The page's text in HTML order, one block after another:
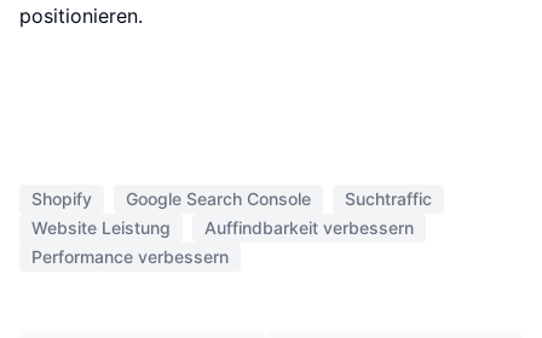
positionieren.
Shopify Google Search Console
Suchtraffic
Website Leistung
Auffindbarkeit verbessern
Performance verbessern